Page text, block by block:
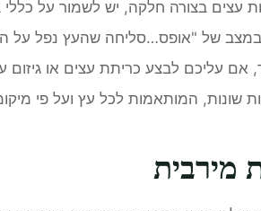
בצורה חלקה, יש לשמור על כללי
במצב של "אופס…סליחה שהעץ נפל על
אם עליכם לבצע כריתת עצים או גיזום
שונות, המותאמות לכל עץ ועל פי
מירבית